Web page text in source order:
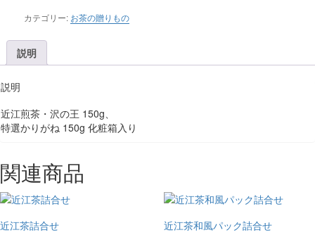
カテゴリー: お茶の贈りもの
説明
説明
近江煎茶・沢の王 150g、
特選かりがね 150g 化粧箱入り
関連商品
近江茶詰合せ 近江茶和風パック詰合せ